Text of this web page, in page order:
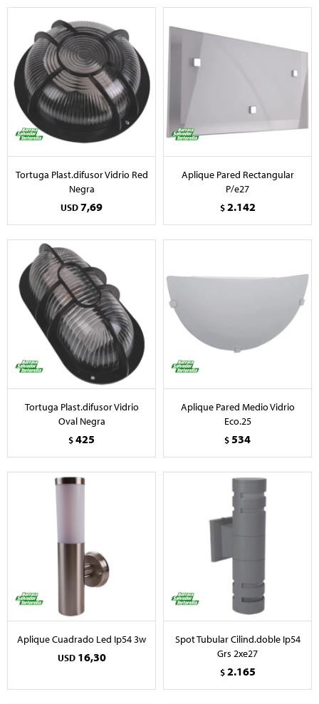
Tortuga Plast.difusor Vidrio Red
Negra
USD7,69
Aplique Pared Rectangular
P/e27
$ 2.142
Tortuga Plast.difusor Vidrio
Oval Negra
$425
Aplique Pared Medio Vidrio
Eco.25
$534
Aplique Cuadrado Led Ip54 3w
USD 16,30
Spot Tubular Cilind.doble Ip54
Grs 2xe27
$ 2.165